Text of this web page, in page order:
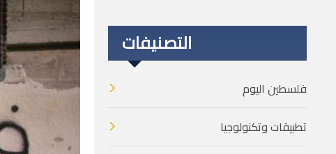
التصنيفات
فلسطين اليوم
تطبيقات وتكنولوجيا